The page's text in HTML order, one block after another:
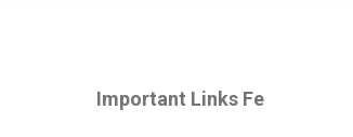
Important Links Fe